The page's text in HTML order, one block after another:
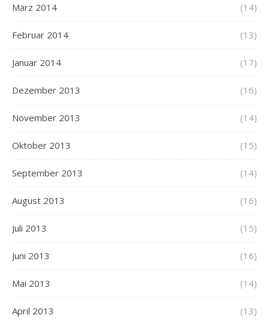
März 2014 (14)
Februar 2014 (13)
Januar 2014 (17)
Dezember 2013 (16)
November 2013 (14)
Oktober 2013 (15)
September 2013 (14)
August 2013 (16)
Juli 2013 (15)
Juni 2013 (16)
Mai 2013 (14)
April 2013 (13)